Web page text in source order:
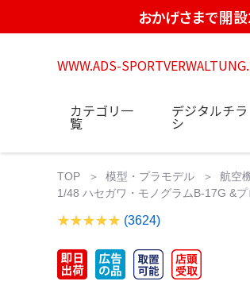
おかげさまで開
WWW.ADS-
カテゴリ一
覧
デジタルチラ
シ
TOP 模型・プラモデル
航空
1/48 ハセガワ・モノグラムB-17G &
(3624)